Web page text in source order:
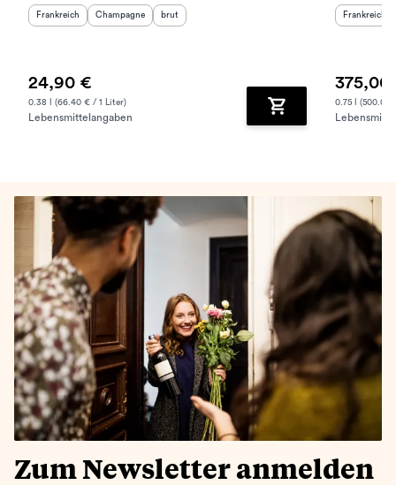
Herkunftsland
Frankreich Herkunftsregion :
Champagne Geschmack
brut
24,90 €
0.38 l (66.40 € / 1 Liter)
Lebensmittelangaben Zum Warenkorb
Frankreich
375,00
0.75 l (500.00
Zum Newsletter anmelden